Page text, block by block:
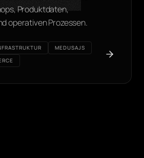
Produktdaten,
operativen Prozessen.
MEDUSAJS